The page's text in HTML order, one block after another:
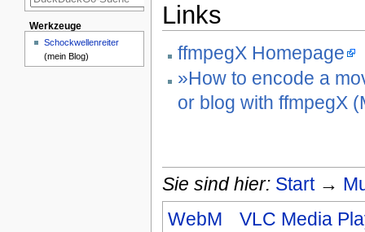
Links
ffmpegX Homepage
»How to encode a
or blog with ffmpegX
Sie sind hier: Start→
WebM
VLC Media
Werkzeuge
Schockwellenreiter
(mein Blog)